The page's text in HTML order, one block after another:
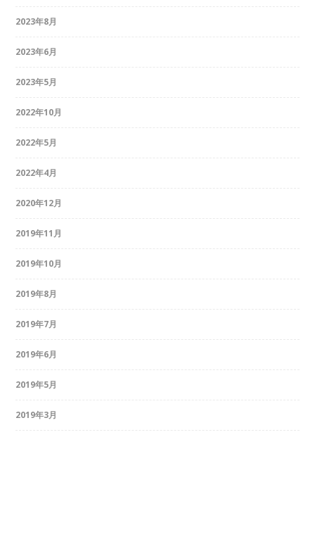
2023年8月
2023年6月
2023年5月
2022年10月
2022年5月
2022年4月
2020年12月
2019年11月
2019年10月
2019年8月
2019年7月
2019年6月
2019年5月
2019年3月